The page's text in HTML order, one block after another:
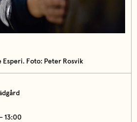
Esperi. Foto: Peter Rosvik
13:00